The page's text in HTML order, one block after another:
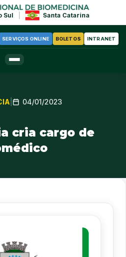
Sul Santa Catarina
SERVIÇOS ONLINE BOLETOS INTRANET
04/01/2023
cria cargo de